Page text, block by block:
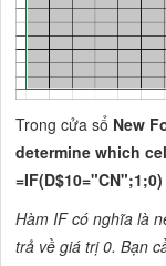
Trong cửa sổ New
determine which
=IF(D$10="CN";1;0)
Hàm IF có nghĩa là
trả về giá trị 0. Bạn